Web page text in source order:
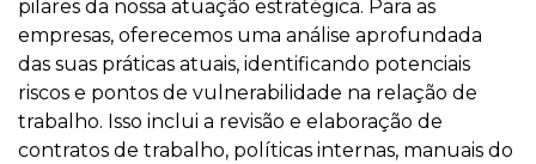
pilares da nossa atuação estratégica. Para as
empresas, oferecemos uma análise aprofundada
das suas práticas atuais, identificando potenciais
riscos e pontos de vulnerabilidade na relação de
trabalho. Isso inclui a revisão e elaboração de
contratos de trabalho, políticas internas, manuais do